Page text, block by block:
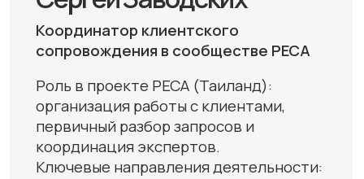
Я согласен сполитикой конфиденциальности
ОТПРАВИТЬ ЗАЯВКУ
организация работы с клиентами,
первичный разбор запросов и
координация экспертов.
Ключевые направления деятельности:
организационное сопровождение
работы сообщества РЕСА;
изучение рынка недвижимости
Таиланда и особенностей местного
законодательства;
проведение встреч участников